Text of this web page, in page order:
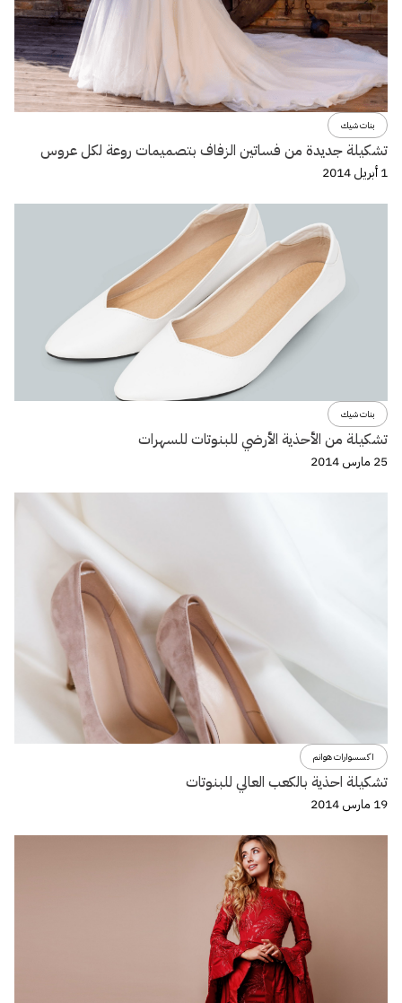
بنات شيك
تشكيلة جديدة من فساتين الزفاف بتصميمات روعة لكل عروس
1 أبريل 2014
بنات شيك
تشكيلة من الأحذية الأرضي للبنوتات للسهرات
25 مارس 2014
اكسسوارات هوانم
تشكيلة احذية بالكعب العالي للبنوتات
19 مارس 2014